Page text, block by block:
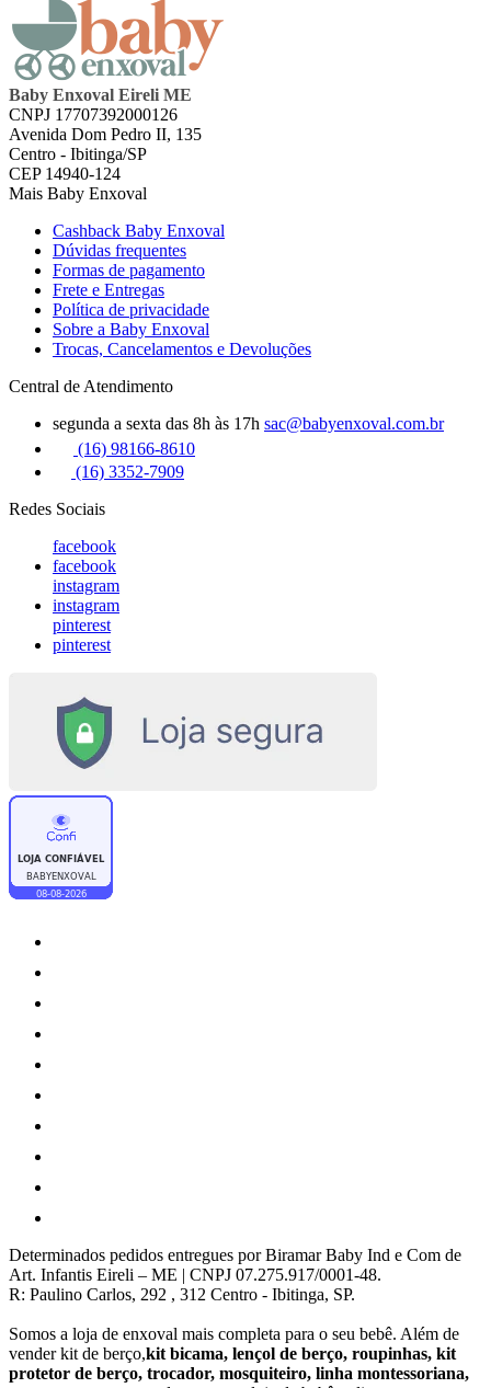
Baby Enxoval Eireli ME
CNPJ 17707392000126
Avenida Dom Pedro II, 135
Centro - Ibitinga/SP
CEP 14940-124
Mais Baby Enxoval
Cashback Baby Enxoval
Dúvidas frequentes
Formas de pagamento
Frete e Entregas
Política de privacidade
Sobre a Baby Enxoval
Trocas, Cancelamentos e Devoluções
Central de Atendimento
segunda a sexta das 8h às 17h sac@babyenxoval.com.br
(16) 98166-8610
(16) 3352-7909
Redes Sociais
facebook
facebook
instagram
instagram
pinterest
pinterest
Determinados pedidos entregues por Biramar Baby Ind e Com de
Art. Infantis Eireli – ME | CNPJ 07.275.917/0001-48.
R: Paulino Carlos, 292 , 312 Centro - Ibitinga, SP.
Somos a loja de enxoval mais completa para o seu bebê. Além de
vender kit de berço,kit bicama, lençol de berço, roupinhas, kit
protetor de berço, trocador, mosquiteiro, linha montessoriana,